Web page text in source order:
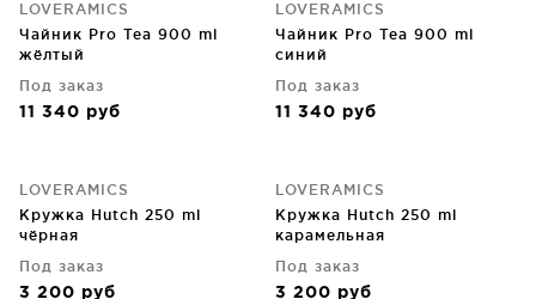
LOVERAMICS
Чайник Pro Tea 900 ml
жёлтый
Под заказ
11 340 руб
LOVERAMICS
Чайник Pro Tea 900 ml
синий
Под заказ
11 340 руб
LOVERAMICS
Кружка Hutch 250 ml
чёрная
Под заказ
3 200 руб
LOVERAMICS
Кружка Hutch 250 ml
карамельная
Под заказ
3 200 руб